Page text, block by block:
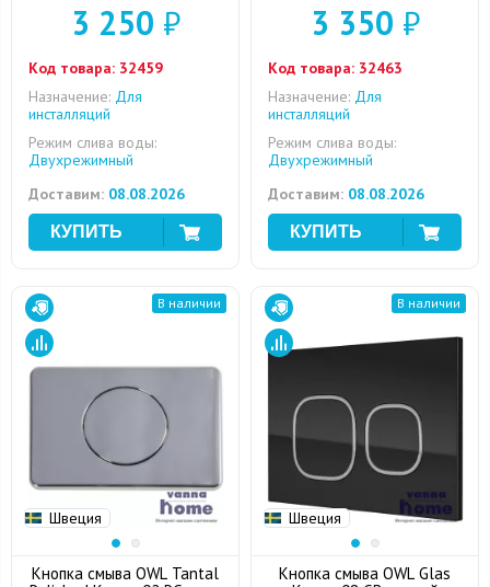
3 250 ₽
Код товара: 32459
Назначение: Для
инсталляций
Режим слива воды:
Двухрежимный
Доставим: 08.08.2026
3 350 ₽
Код товара: 32463
Назначение: Для
инсталляций
Режим слива воды:
Двухрежимный
Доставим: 08.08.2026
Швеция
В наличии
Кнопка смыва OWL Tantal
Швеция
В наличии
Кнопка смыва OWL Glas